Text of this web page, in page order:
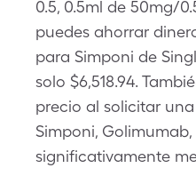
0.5, 0.5ml de 50mg/
puedes ahorrar
para Simponi de
solo $6,518.94.
precio al solicitar
Simponi,
significativamente